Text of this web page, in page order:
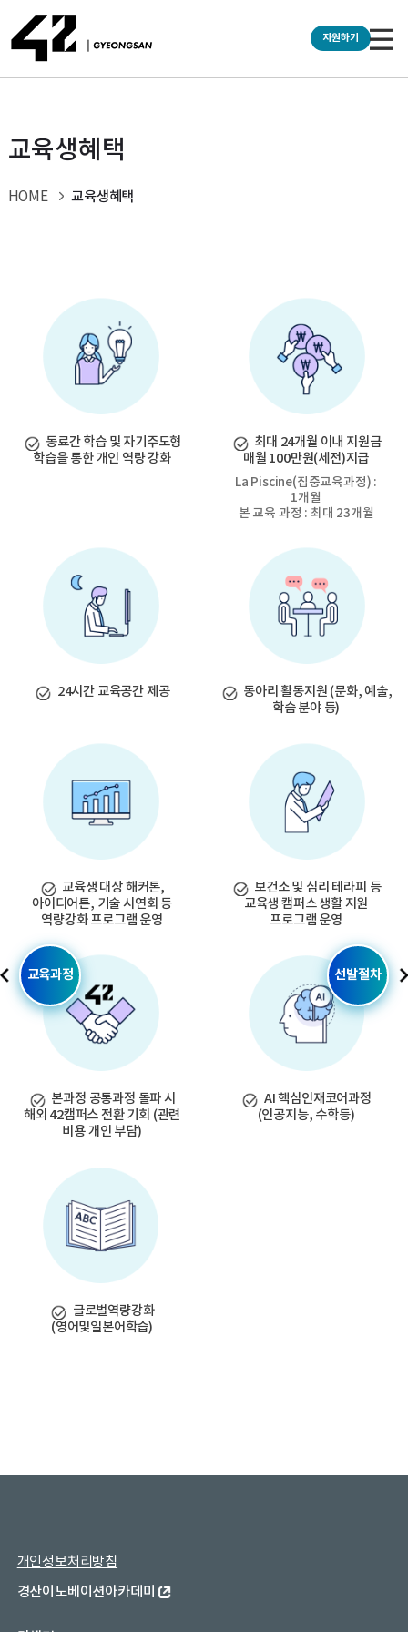
교육생혜택
HOME 교육생혜택
동료간 학습 및 자기주도형
학습을통한 개인 역량 강화
최대 24개월 이내 지원금
매월 100만원(세전)지급
La Piscine(집중교육과정) :
1개월
본 교육 과정 : 최대 23개월
24시간 교육공간 제공 동아리 활동지원 (문화, 예술,
학습 분야 등)
교육생 대상 해커톤,
아이디어톤, 기술 시연회 등
역량강화 프로그램 운영
보건소 및 심리 테라피 등
교육생 캠퍼스 생활 지원
프로그램 운영
본과정 공통과정 돌파 시
해외 42캠퍼스 전환 기회 (관련
비용 개인 부담)
AI 핵심인재코어과정
(인공지능, 수학등)
글로벌역량강화
(영어및일본어학습)
교육과정 선발절차
개인정보처리방침
경산이노베이션아카데미